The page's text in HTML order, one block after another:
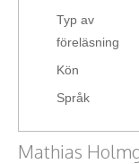
Ledarskap,
Miljö, hållbar
Målsättning,
Mångfald och
Typ av
föreläsning
Kön
Språk
Mathias